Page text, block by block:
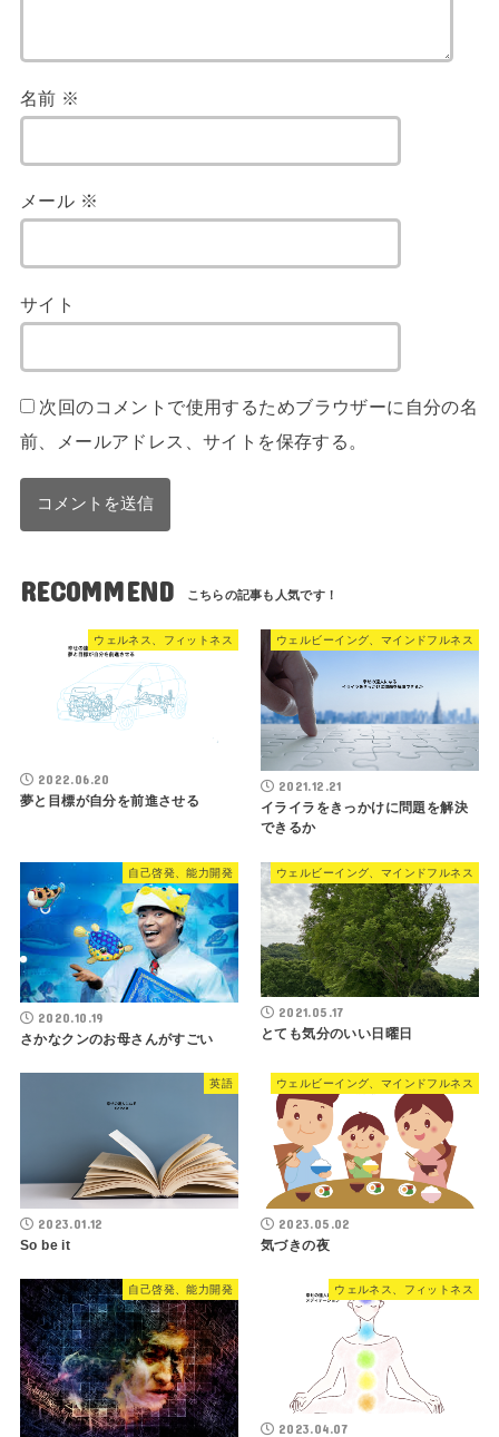
名前 ※
メール ※
サイト
次回のコメントで使用するためブラウザーに自分の名
前、メールアドレス、サイトを保存する。
RECOMMEND
ウェルネス、フィットネス
2022.06.20
夢と目標が自分を前進させる
ウェルビーイング、マインドフルネス
2021.12.21
イライラをきっかけに問題を解決
できるか
自己啓発、能力開発
2020.10.19
さかなクンのお母さんがすごい
ウェルビーイング、マインドフルネス
2021.05.17
とても気分のいい日曜日
英語
2023.01.12
So be it
ウェルビーイング、マインドフルネス
2023.05.02
気づきの夜
自己啓発、能力開発 ウェルネス、フィットネス
2023.04.07